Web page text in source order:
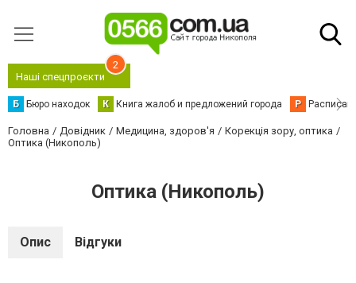
Наші спецпроєкти
2
Б Бюро находок К Книга жалоб и предложений города Р
Головна Довідник Медицина, здоров'я
Корекція зору, оптика
Оптика (Никополь)
Оптика (Никополь)
Опис Відгуки